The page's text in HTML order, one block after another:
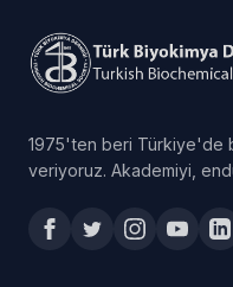
1975'ten beri Türkiye'de
veriyoruz. Akademiyi,